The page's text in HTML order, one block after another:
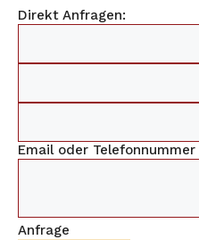
Direkt Anfragen:
Email oder Telefonnummer
Anfrage